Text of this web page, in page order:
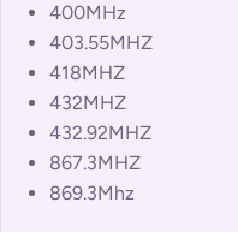
400MHz
403.55MHZ
418MHZ
432MHZ
432.92MHZ
867.3MHZ
869.3Mhz